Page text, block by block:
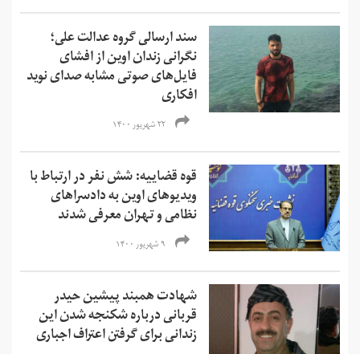
سند ارسالی گروه عدالت علی؛
نگرانی زندان اوین از افشای
فایل‌های صوتی مشابه صدای نوید
افکاری
۲۲ شهریور ۱۴۰۰
قوه قضاییه: شش نفر در ارتباط با
ویدیوهای اوین به دادسرا‌های
نظامی و تهران معرفی شدند
۹ شهریور ۱۴۰۰
شهادت همبند پیشین حیدر
قربانی درباره شکنجه‌ شدن این
زندانی برای گرفتن اعتراف اجباری